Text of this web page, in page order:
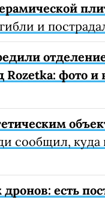
и
фото и
сообщил,
есть